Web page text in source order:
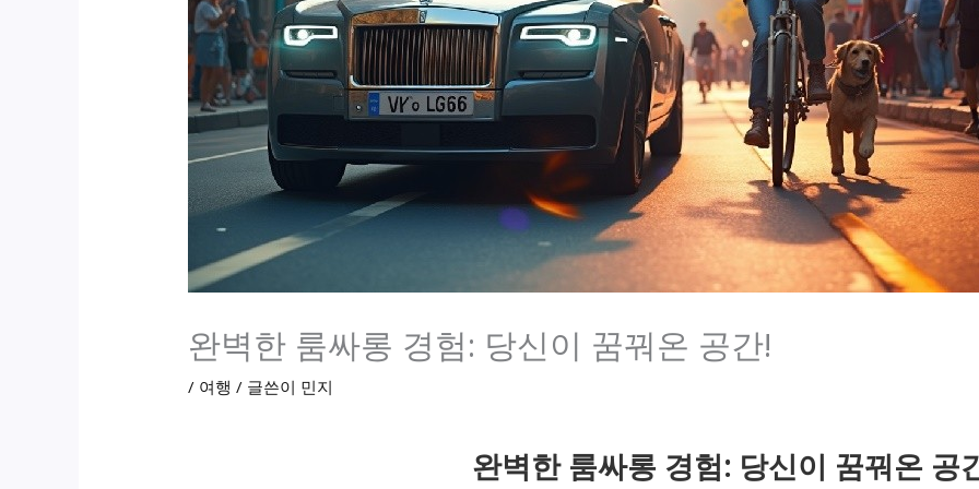
완벽한 룸싸롱 경험: 당신이 꿈꿔온 공간!
/ 여행 / 글쓴이 민지
완벽한 룸싸롱 경험: 당신이 꿈꿔온 공